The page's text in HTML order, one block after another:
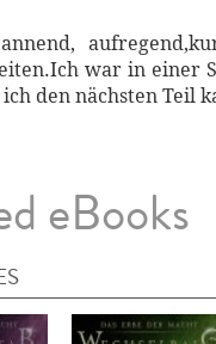
war in einer
den nächsten Teil
eBooks